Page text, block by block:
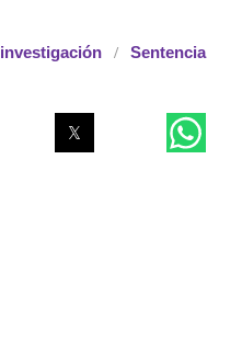
investigación Sentencia